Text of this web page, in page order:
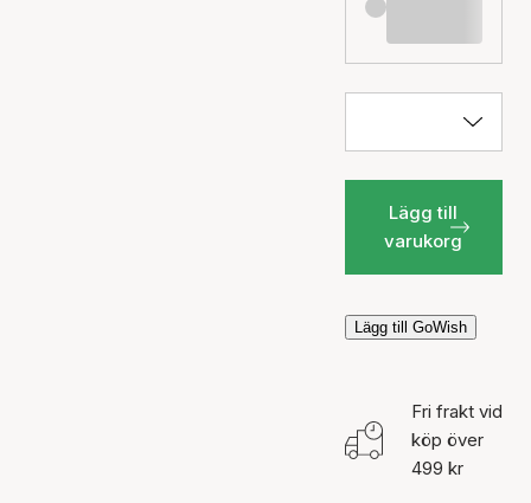
Lägg till
varukorg
Lägg till GoWish
Fri frakt vid
köp över
499 kr